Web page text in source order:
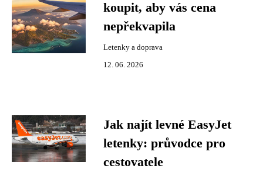
koupit, aby vás cena
nepřekvapila
Letenky a doprava
12. 06. 2026
Jak najít levné EasyJet
letenky: průvodce pro
cestovatele